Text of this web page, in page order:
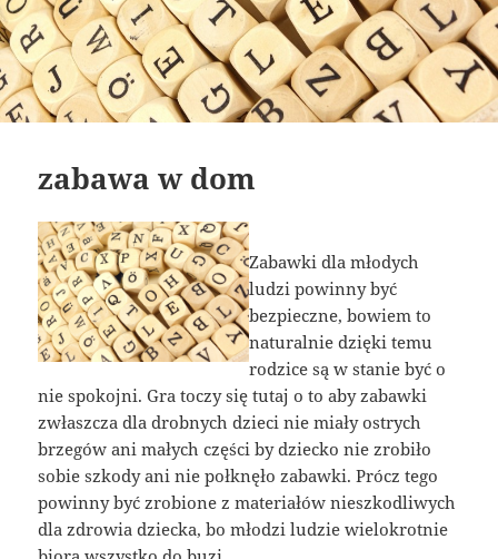
zabawa w dom
Zabawki dla młodych
ludzi powinny być
bezpieczne, bowiem to
naturalnie dzięki temu
rodzice są w stanie być o
nie spokojni. Gra toczy się tutaj o to aby zabawki
zwłaszcza dla drobnych dzieci nie miały ostrych
brzegów ani małych części by dziecko nie zrobiło
sobie szkody ani nie połknęło zabawki. Prócz tego
powinny być zrobione z materiałów nieszkodliwych
dla zdrowia dziecka, bo młodzi ludzie wielokrotnie